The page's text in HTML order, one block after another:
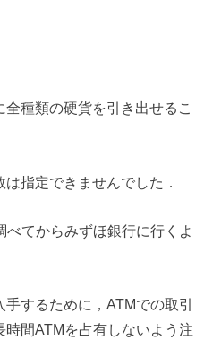
種類の硬貨を引き出せるこ
指定できませんでした．
てからみずほ銀行に行くよ
するために，ATMでの取引
間ATMを占有しないよう注